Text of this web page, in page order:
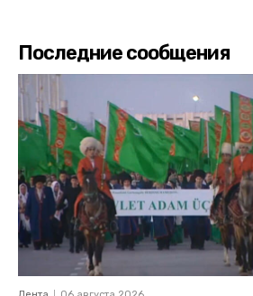
Последние сообщения